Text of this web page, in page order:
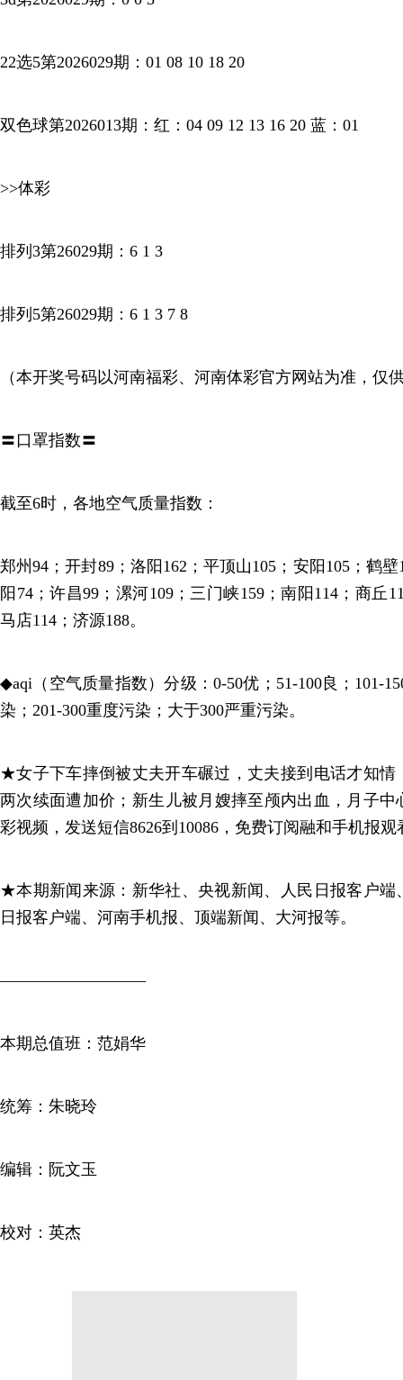
22选5第2026029期：01 08 10 18 20
双色球第2026013期：红：04 09 12 13 16 20 蓝：01
>>体彩
排列3第26029期：6 1 3
排列5第26029期：6 1 3 7 8
（本开奖号码以河南福彩、河南体彩官方网站为准，仅
〓口罩指数〓
截至6时，各地空气质量指数：
郑州94；开封89；洛阳162；平顶山105；安阳105；鹤
阳74；许昌99；漯河109；三门峡159；南阳114；商丘
马店114；济源188。
◆aqi（空气质量指数）分级：0-50优；51-100良；101-
染；201-300重度污染；大于300严重污染。
★女子下车摔倒被丈夫开车碾过，丈夫接到电话才知情
两次续面遭加价；新生儿被月嫂摔至颅内出血，月子
彩视频，发送短信8626到10086，免费订阅融和手机报观
★本期新闻来源：新华社、央视新闻、人民日报客户端
日报客户端、河南手机报、顶端新闻、大河报等。
—————————
本期总值班：范娟华
统筹：朱晓玲
编辑：阮文玉
校对：英杰